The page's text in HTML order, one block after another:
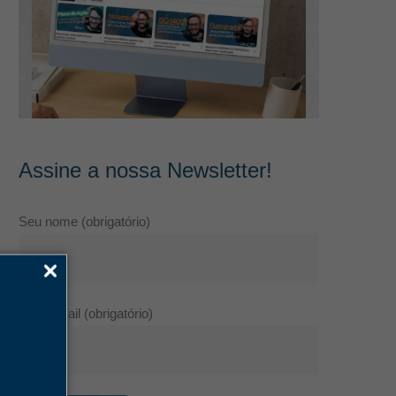
Assine a nossa Newsletter!
Seu nome (obrigatório)
Seu e-mail (obrigatório)